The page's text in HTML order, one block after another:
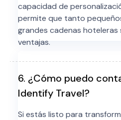
capacidad de
permite que tanto
grandes cadenas hoteleras
ventajas.
6. ¿Cómo puedo
Identify Travel?
Si estás listo para